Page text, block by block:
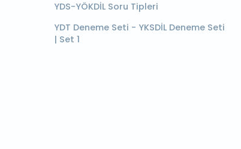
YDS-YÖKDİL Soru Tipleri
YDT Deneme Seti - YKSDİL Deneme Seti
| Set 1